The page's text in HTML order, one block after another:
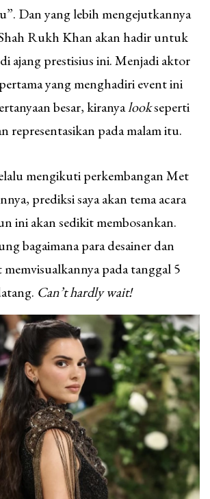
Dan yang lebih mengejutkannya
Rukh Khan akan hadir untuk
ajang prestisius ini. Menjadi aktor
yang menghadiri event ini
besar, kiranyalookseperti
representasikan pada malam itu.
mengikuti perkembangan Met
prediksi saya akan tema acara
ini akan sedikit membosankan.
bagaimana para desainer dan
pada tanggal 5
Can’t hardly wait!